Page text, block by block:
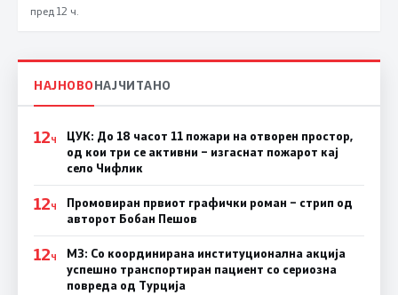
пред 12 ч.
НАЈНОВОНАЈЧИТАНО
12Ч
ЦУК: До 18 часот 11 пожари на отворен простор,
од кои три се активни – изгаснат пожарот кај
село Чифлик
12Ч
Промовиран првиот графички роман – стрип од
авторот Бобан Пешов
12Ч
МЗ: Со координирана институционална акција
успешно транспортиран пациент со сериозна
повреда од Турција